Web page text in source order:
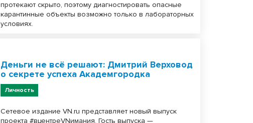
протекают скрыто, поэтому диагностировать опасные
карантинные объекты возможно только в лабораторных
условиях.
Деньги не всё решают: Дмитрий Верховод
о секрете успеха Академгородка
Личность
Сетевое издание VN.ru представляет новый выпуск
проекта #вцентреVNимания. Гость выпуска —